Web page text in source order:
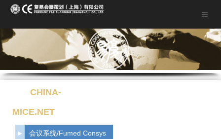
CHINA-
MICE.NET
会议系统/Fumed Consys